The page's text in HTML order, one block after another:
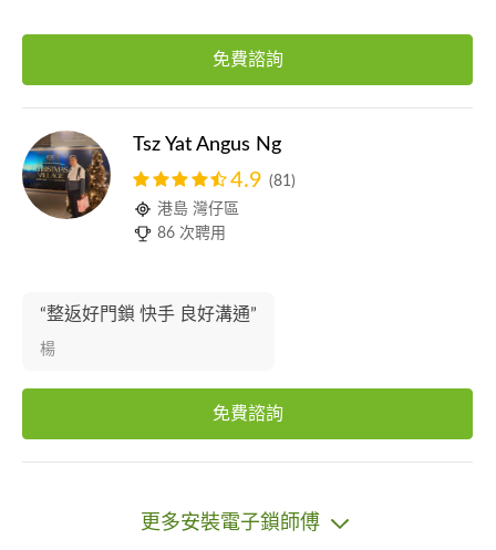
免費諮詢
Tsz Yat Angus Ng
4.9 (81)
港島 灣仔區
86 次聘用
“整返好門鎖 快手 良好溝通”
楊
免費諮詢
更多安裝電子鎖師傅